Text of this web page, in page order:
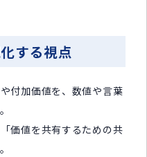
する視点
付加価値を、数値や言葉
価値を共有するための共